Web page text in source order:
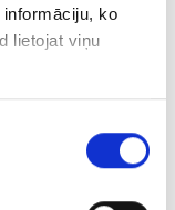
ko
lietojat viņu